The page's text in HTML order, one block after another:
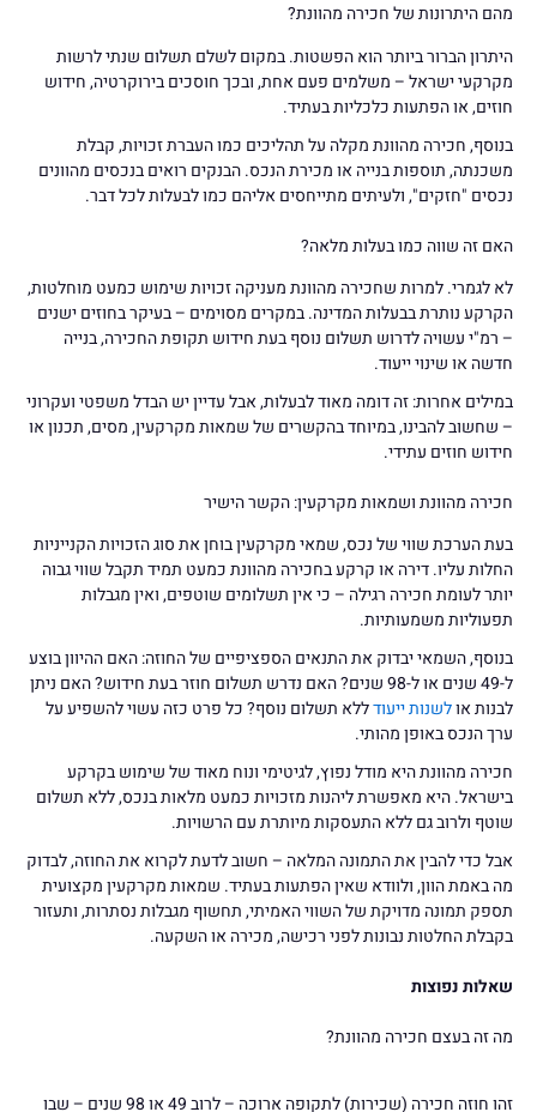
מהם היתרונות של חכירה מהוונת?
היתרון הברור ביותר הוא הפשטות. במקום לשלם תשלום שנתי לרשות
מקרקעי ישראל – משלמים פעם אחת, ובכך חוסכים בירוקרטיה, חידוש
חוזים, או הפתעות כלכליות בעתיד.
בנוסף, חכירה מהוונת מקלה על תהליכים כמו העברת זכויות, קבלת
משכנתה, תוספות בנייה או מכירת הנכס. הבנקים רואים בנכסים מהוונים
נכסים "חזקים", ולעיתים מתייחסים אליהם כמו לבעלות לכל דבר.
האם זה שווה כמו בעלות מלאה?
לא לגמרי. למרות שחכירה מהוונת מעניקה זכויות שימוש כמעט מוחלטות,
הקרקע נותרת בבעלות המדינה. במקרים מסוימים – בעיקר בחוזים ישנים
– רמ"י עשויה לדרוש תשלום נוסף בעת חידוש תקופת החכירה, בנייה
חדשה או שינוי ייעוד.
במילים אחרות: זה דומה מאוד לבעלות, אבל עדיין יש הבדל משפטי ועקרוני
– שחשוב להבינו, במיוחד בהקשרים של שמאות מקרקעין, מסים, תכנון או
חידוש חוזים עתידי.
חכירה מהוונת ושמאות מקרקעין: הקשר הישיר
בעת הערכת שווי של נכס, שמאי מקרקעין בוחן את סוג הזכויות הקנייניות
החלות עליו. דירה או קרקע בחכירה מהוונת כמעט תמיד תקבל שווי גבוה
יותר לעומת חכירה רגילה – כי אין תשלומים שוטפים, ואין מגבלות
תפעוליות משמעותיות.
בנוסף, השמאי יבדוק את התנאים הספציפיים של החוזה: האם ההיוון בוצע
ל-49 שנים או ל-98 שנים? האם נדרש תשלום חוזר בעת חידוש? האם ניתן
לבנות אולשנות ייעודללא תשלום נוסף? כל פרט כזה עשוי להשפיע על
ערך הנכס באופן מהותי.
חכירה מהוונת היא מודל נפוץ, לגיטימי ונוח מאוד של שימוש בקרקע
בישראל. היא מאפשרת ליהנות מזכויות כמעט מלאות בנכס, ללא תשלום
שוטף ולרוב גם ללא התעסקות מיותרת עם הרשויות.
אבל כדי להבין את התמונה המלאה – חשוב לדעת לקרוא את החוזה, לבדוק
מה באמת הוון, ולוודא שאין הפתעות בעתיד. שמאות מקרקעין מקצועית
תספק תמונה מדויקת של השווי האמיתי, תחשוף מגבלות נסתרות, ותעזור
בקבלת החלטות נבונות לפני רכישה, מכירה או השקעה.
שאלות נפוצות
מה זה בעצם חכירה מהוונת?
זהו חוזה חכירה (שכירות) לתקופה ארוכה – לרוב 49 או 98 שנים – שבו